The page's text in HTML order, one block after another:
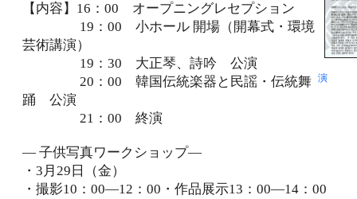
演
【内容】16：00 オープニングレセプション
19：00 小ホール 開場（開幕式・環境
芸術講演）
19：30 大正琴、詩吟 公演
20：00 韓国伝統楽器と民謡・伝統舞
踊 公演
21：00 終演
― 子供写真ワークショップ―
・3月29日（金）
・撮影10：00―12：00・作品展示13：00―14：00